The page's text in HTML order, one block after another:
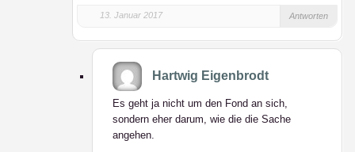
13. Januar 2017 Antworten
Hartwig Eigenbrodt
Es geht ja nicht um den Fond an sich,
sondern eher darum, wie die die Sache
angehen.